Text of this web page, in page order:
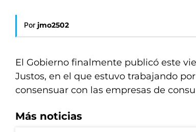
Por jmo2502
El Gobierno finalmente publicó este
Justos, en el que estuvo trabajando
consensuar con las empresas de
Más noticias